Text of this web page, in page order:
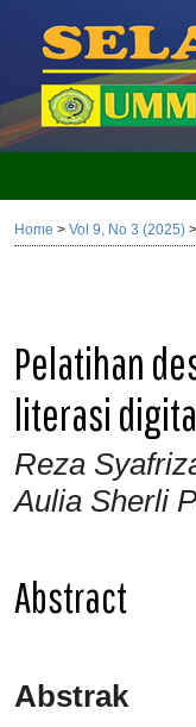
Home > Vol 9, No 3 (2025) >
Pelatihan
literasi
Reza
Aulia Sherli
Abstract
Abstrak